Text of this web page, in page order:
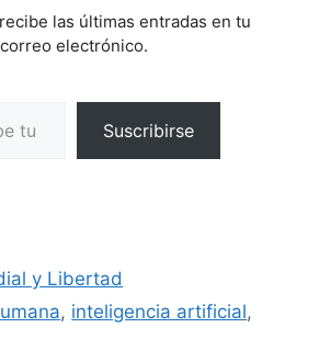
las últimas entradas en tu
correo electrónico.
Suscribirse
y Libertad
, inteligencia artificial,